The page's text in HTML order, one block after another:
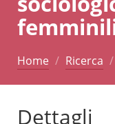
Home Ricerca
Dettagli